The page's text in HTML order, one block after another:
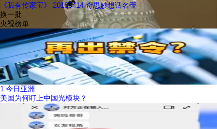
《我有传家宝》 20190414 奇思妙想话名壶
换一批
央视榜单
1 今日亚洲
美国为何盯上中国光模块？